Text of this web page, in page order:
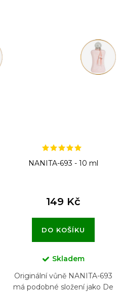
NANITA-693 - 10 ml
149 Kč
DO KOŠÍKU
Skladem
Originální vůně NANITA-693
má podobné složení jako De